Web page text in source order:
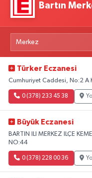
Bartın
Türker Eczanesi
Cumhuriyet Caddesi, No:2 A
0 (378) 233 45 38
Büyük Eczanesi
BARTIN ILI MERKEZ ILÇE
NO:44
0 (378) 228 00 36